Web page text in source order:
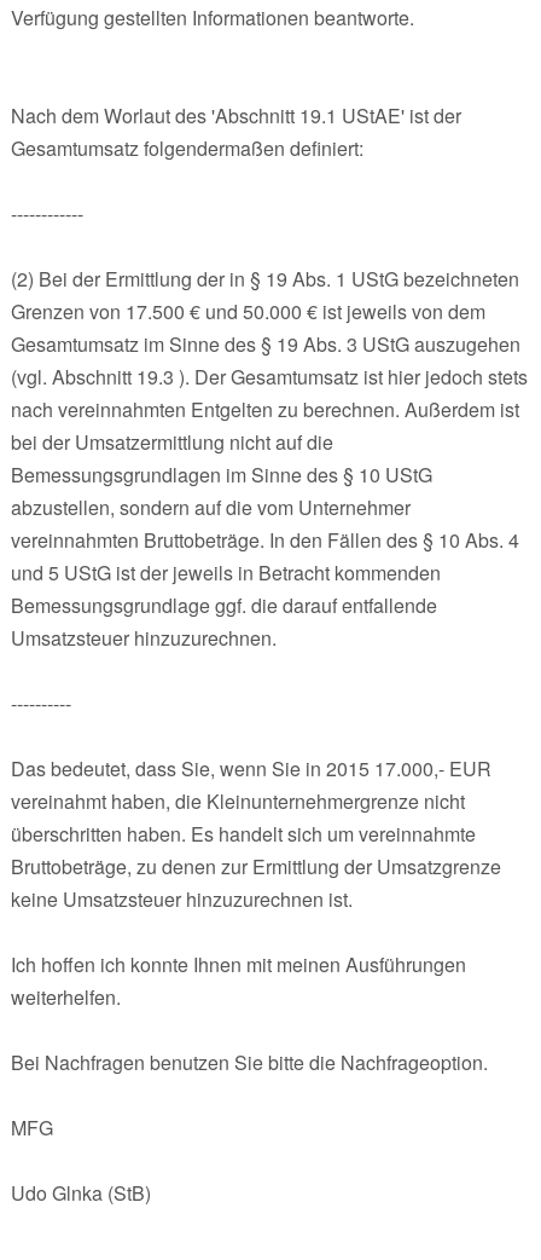
Verfügung gestellten Informationen beantworte.
Nach dem Worlaut des 'Abschnitt 19.1 UStAE' ist der
Gesamtumsatz folgendermaßen definiert:
------------
(2) Bei der Ermittlung der in § 19 Abs. 1 UStG bezeichneten
Grenzen von 17.500 € und 50.000 € ist jeweils von dem
Gesamtumsatz im Sinne des § 19 Abs. 3 UStG auszugehen
(vgl. Abschnitt 19.3 ). Der Gesamtumsatz ist hier jedoch stets
nach vereinnahmten Entgelten zu berechnen. Außerdem ist
bei der Umsatzermittlung nicht auf die
Bemessungsgrundlagen im Sinne des § 10 UStG
abzustellen, sondern auf die vom Unternehmer
vereinnahmten Bruttobeträge. In den Fällen des § 10 Abs. 4
und 5 UStG ist der jeweils in Betracht kommenden
Bemessungsgrundlage ggf. die darauf entfallende
Umsatzsteuer hinzuzurechnen.
----------
Das bedeutet, dass Sie, wenn Sie in 2015 17.000,- EUR
vereinahmt haben, die Kleinunternehmergrenze nicht
überschritten haben. Es handelt sich um vereinnahmte
Bruttobeträge, zu denen zur Ermittlung der Umsatzgrenze
keine Umsatzsteuer hinzuzurechnen ist.
Ich hoffen ich konnte Ihnen mit meinen Ausführungen
weiterhelfen.
Bei Nachfragen benutzen Sie bitte die Nachfrageoption.
MFG
Udo Glnka (StB)